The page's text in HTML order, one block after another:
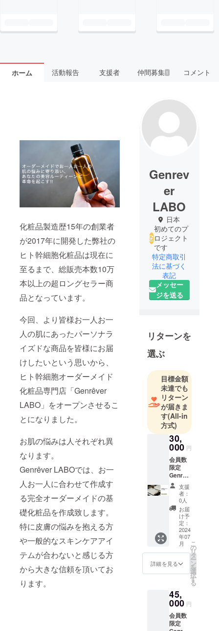
ホーム 活動報告 支援者 仲間募集 1 コメント
化粧品製造歴15年の創業者
が2017年に開発した弊社の
ヒト幹細胞化粧品は現在に
至るまで、総販売本数10万
本以上の超ロングセラー商
品となっています。
今回、より皆様お一人お一
人の肌にあったパーソナラ
イズドな商品を皆様にお届
けしたいという思いから、
ヒト幹細胞オーダーメイド
化粧品専門店「Genrêver
LABO」をオープンさせるこ
とになりました。
お肌の悩みは人それぞれ異
なります。
Genrêver LABOでは、お一
人お一人に合わせて作成す
る完全オーダーメイドの基
礎化粧品を作成致します。
特に皮膚の悩みを抱える方
や一般的なスキンケアアイ
テムが合わないと感じる方
から大きな信頼を頂いてお
ります。
Genrev
er
LABO
日本
初めてのプ
ロジェクト
です
特定商取引
法に基づく
表記
メッセー
ジを送る
リターンを
選ぶ
目標金額
未達でも
リターン
が届きま
す(All-in
方式)
30,
000 円
会員数
限定
Genrêv
er
LABO
会員権
をご提
供致し
ます。
・会員
様への
提供内
容
Genrêv
er
LABO
オー
ダーメ
イド化
粧品を
購入が
支援
者：
0人
お届
け予
定：
2024
年07
月
詳細を見る
こ
の
リ
タ
ー
ン
を
選
択
す
る
45,
000 円
会員数
限定